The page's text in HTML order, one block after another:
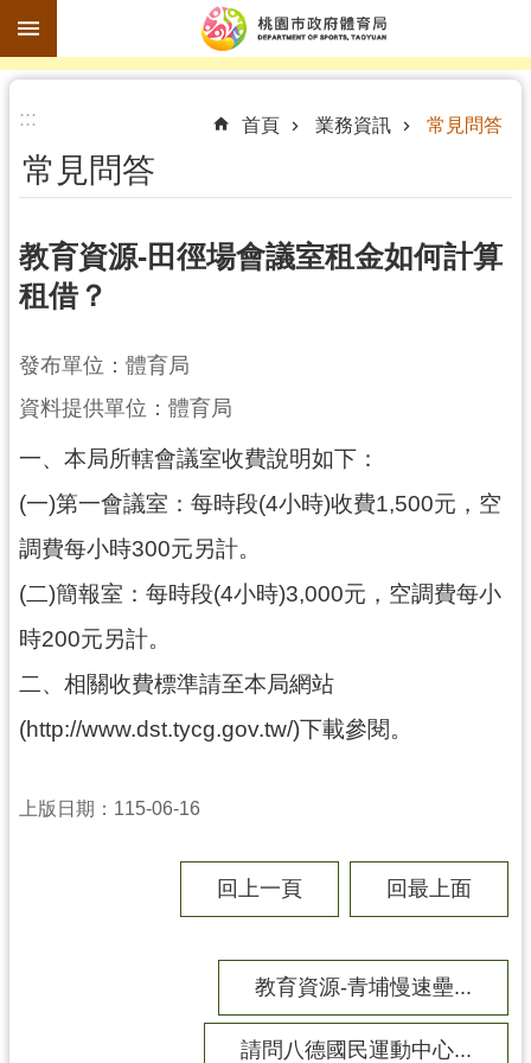
跳到主要內容區塊
進
搜
尋
訊
公
告
體
局
機
關
訊
錄
館
介
::: 首頁 業務資訊 常見問答
常見問答
教育資源-田徑場會議室租金如何計算
租借？
發布單位：體育局
資料提供單位：體育局
一、本局所轄會議室收費說明如下：
(一)第一會議室：每時段(4小時)收費1,500元，空
調費每小時300元另計。
(二)簡報室：每時段(4小時)3,000元，空調費每小
時200元另計。
二、相關收費標準請至本局網站
(http://www.dst.tycg.gov.tw/)下載參閱。
上版日期：115-06-16
回上一頁 回最上面
教育資源-青埔慢速壘...
請問八德國民運動中心...